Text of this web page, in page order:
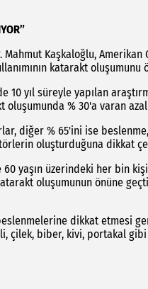
Mahmut Kaşkaloğlu,
katarakt oluşumunu
10 yıl süreyle yapılan
% 30'a varan
diğer % 65'ini ise
oluşturduğuna dikkat
60 yaşın üzerindeki her bin
oluşumunun önüne
dikkat etmesi
çilek, biber, kivi, portakal